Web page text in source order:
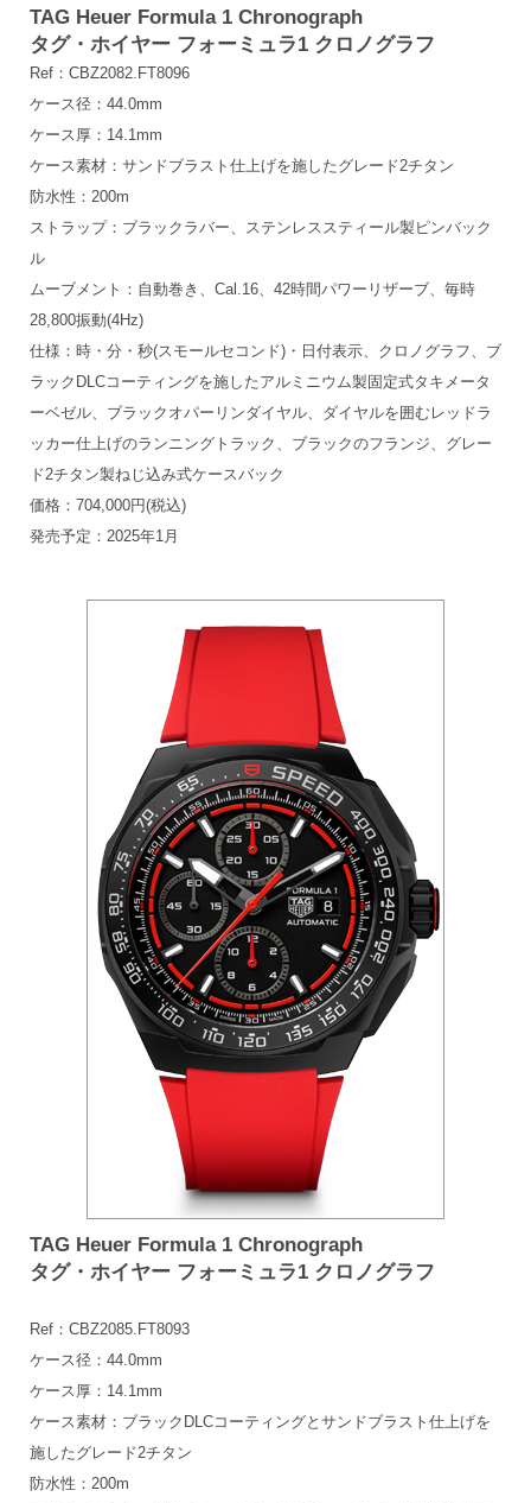
TAG Heuer Formula 1 Chronograph
タグ・ホイヤー フォーミュラ1 クロノグラフ
Ref：CBZ2082.FT8096
ケース径：44.0mm
ケース厚：14.1mm
ケース素材：サンドブラスト仕上げを施したグレード2チタン
防水性：200m
ストラップ：ブラックラバー、ステンレススティール製ピンバック
ル
ムーブメント：自動巻き、Cal.16、42時間パワーリザーブ、毎時
28,800振動(4Hz)
仕様：時・分・秒(スモールセコンド)・日付表示、クロノグラフ、ブ
ラックDLCコーティングを施したアルミニウム製固定式タキメータ
ーベゼル、ブラックオパーリンダイヤル、ダイヤルを囲むレッドラ
ッカー仕上げのランニングトラック、ブラックのフランジ、グレー
ド2チタン製ねじ込み式ケースバック
価格：704,000円(税込)
発売予定：2025年1月
TAG Heuer Formula 1 Chronograph
タグ・ホイヤー フォーミュラ1 クロノグラフ
Ref：CBZ2085.FT8093
ケース径：44.0mm
ケース厚：14.1mm
ケース素材：ブラックDLCコーティングとサンドブラスト仕上げを
施したグレード2チタン
防水性：200m